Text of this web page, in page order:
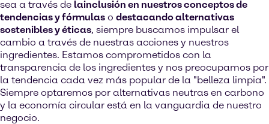
sea a través de lainclusión en nuestros conceptos de
tendencias y fórmulas o destacando alternativas
sostenibles y éticas, siempre buscamos impulsar el
cambio a través de nuestras acciones y nuestros
ingredientes. Estamos comprometidos con la
transparencia de los ingredientes y nos preocupamos por
la tendencia cada vez más popular de la "belleza limpia".
Siempre optaremos por alternativas neutras en carbono
y la economía circular está en la vanguardia de nuestro
negocio.